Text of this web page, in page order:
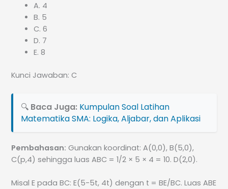
A. 4
B. 5
C. 6
D. 7
E. 8
Kunci Jawaban: C
🔍 Baca Juga: Kumpulan Soal Latihan
Matematika SMA: Logika, Aljabar, dan Aplikasi
Pembahasan: Gunakan koordinat: A(0,0), B(5,0),
C(p,4) sehingga luas ABC = 1/2 × 5 × 4 = 10. D(2,0).
Misal E pada BC: E(5-5t, 4t) dengan t = BE/BC. Luas ABE